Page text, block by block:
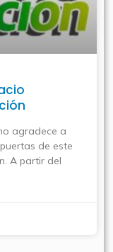
agradece a
de este
A partir del